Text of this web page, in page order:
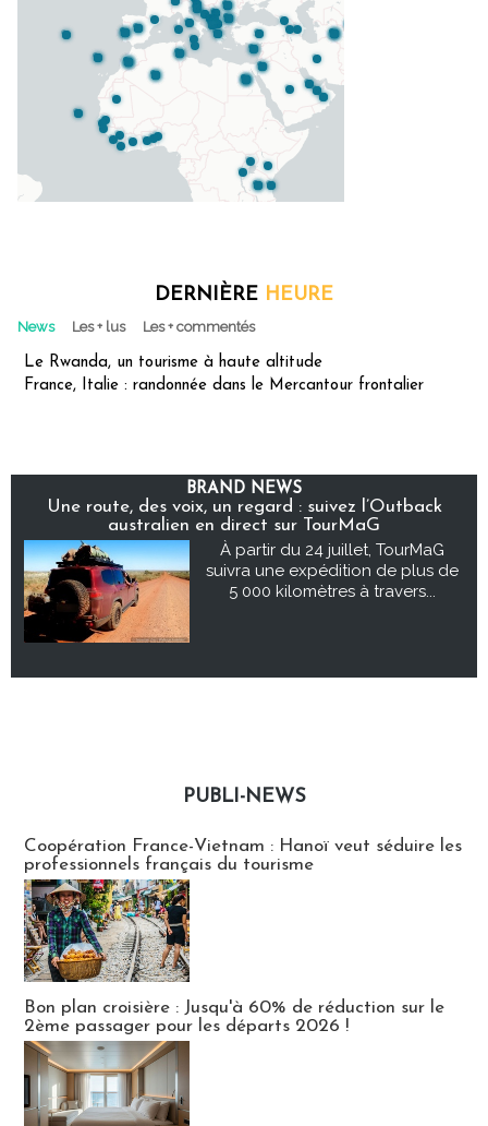
DERNIÈRE HEURE
News Les + lus Les + commentés
Le Rwanda, un tourisme à haute altitude
France, Italie : randonnée dans le Mercantour frontalier
BRAND NEWS
Une route, des voix, un regard : suivez l’Outback
australien en direct sur TourMaG
À partir du 24 juillet, TourMaG
suivra une expédition de plus de
5 000 kilomètres à travers...
PUBLI-NEWS
Coopération France-Vietnam : Hanoï veut séduire les
professionnels français du tourisme
Bon plan croisière : Jusqu'à 60% de réduction sur le
2ème passager pour les départs 2026 !